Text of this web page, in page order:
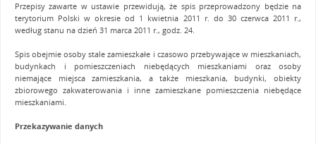
Przepisy zawarte w ustawie przewidują, że spis przeprowadzony będzie na
terytorium Polski w okresie od 1 kwietnia 2011 r. do 30 czerwca 2011 r.,
według stanu na dzień 31 marca 2011 r., godz. 24.
Spis obejmie osoby stale zamieszkałe i czasowo przebywające w mieszkaniach,
budynkach i pomieszczeniach niebędących mieszkaniami oraz osoby
niemające miejsca zamieszkania, a także mieszkania, budynki, obiekty
zbiorowego zakwaterowania i inne zamieszkane pomieszczenia niebędące
mieszkaniami.
Przekazywanie danych